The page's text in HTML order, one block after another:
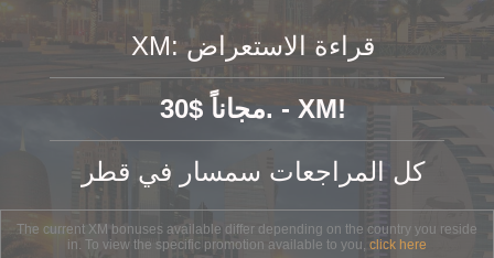
XM: قراءة الاستعراض
30$ مجاناً. - XM!
كل المراجعات سمسار في قطر
The current XM bonuses available differ depending on the country you reside
in. To view the specific promotion available to you, click here